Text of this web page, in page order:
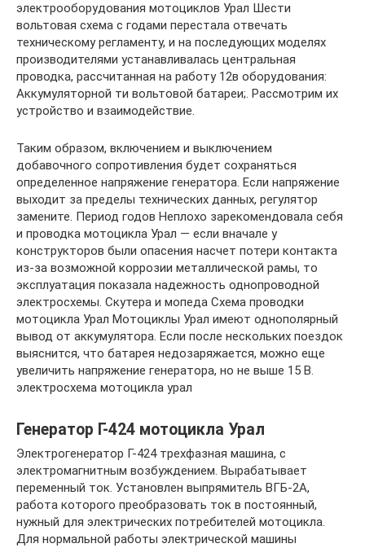
электрооборудования мотоциклов Урал Шести
вольтовая схема с годами перестала отвечать
техническому регламенту, и на последующих моделях
производителями устанавливалась центральная
проводка, рассчитанная на работу 12в оборудования:
Аккумуляторной ти вольтовой батареи;. Рассмотрим их
устройство и взаимодействие.
Таким образом, включением и выключением
добавочного сопротивления будет сохраняться
определенное напряжение генератора. Если напряжение
выходит за пределы технических данных, регулятор
замените. Период годов Неплохо зарекомендовала себя
и проводка мотоцикла Урал — если вначале у
конструкторов были опасения насчет потери контакта
из-за возможной коррозии металлической рамы, то
эксплуатация показала надежность однопроводной
электросхемы. Скутера и мопеда Схема проводки
мотоцикла Урал Мотоциклы Урал имеют однополярный
вывод от аккумулятора. Если после нескольких поездок
выяснится, что батарея недозаряжается, можно еще
увеличить напряжение генератора, но не выше 15 В.
электросхема мотоцикла урал
Генератор Г-424 мотоцикла Урал
Электрогенератор Г-424 трехфазная машина, с
электромагнитным возбуждением. Вырабатывает
переменный ток. Установлен выпрямитель ВГБ-2А,
работа которого преобразовать ток в постоянный,
нужный для электрических потребителей мотоцикла.
Для нормальной работы электрической машины